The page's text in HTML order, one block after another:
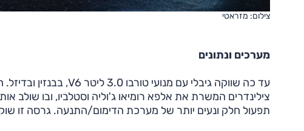
צילום: מזראטי
מערכים ונתונים
צילינדרים המשרת את אלפא רומיאו ג'וליה וסטלביו, ובו שולב
תפעול חלק ונעים יותר של מערכת הדימום/התנעה. גרסה זו שוקלת 80 ק"ג פחות מאשר גרסת